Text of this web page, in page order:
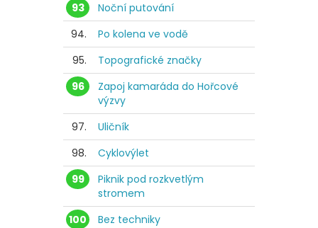
93
Noční putování
94.
Po kolena ve vodě
95.
Topografické značky
96
Zapoj kamaráda do Hořcové
výzvy
97.
Uličník
98.
Cyklovýlet
99
Piknik pod rozkvetlým
stromem
100
Bez techniky